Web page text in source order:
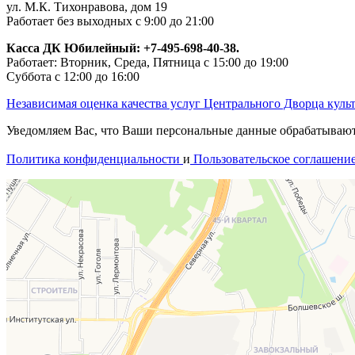
ул. М.К. Тихонравова, дом 19
Работает без выходных с 9:00 до 21:00
Касса ДК Юбилейный: +7-495-698-40-38.
Работает: Вторник, Среда, Пятница с 15:00 до 19:00
Суббота с 12:00 до 16:00
Независимая оценка качества услуг Центрального Дворца
Уведомляем Вас, что Ваши персональные данные
Политика конфиденциальности и Пользовательское